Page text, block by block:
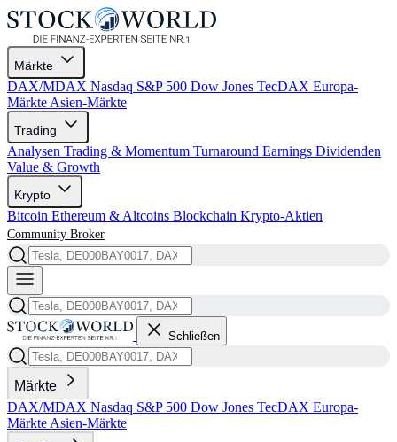
Märkte
DAX/MDAX Nasdaq S&P 500 Dow Jones TecDAX Europa-
Märkte Asien-Märkte
Trading
Analysen Trading & Momentum Turnaround Earnings Dividenden
Value & Growth
Krypto
Bitcoin Ethereum & Altcoins Blockchain Krypto-Aktien
Community Broker
Schließen
Märkte
DAX/MDAX Nasdaq S&P 500 Dow Jones TecDAX Europa-
Märkte Asien-Märkte